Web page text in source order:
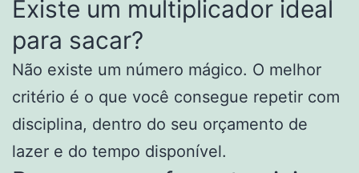
Existe um multiplicador ideal
para sacar?
Não existe um número mágico. O melhor
critério é o que você consegue repetir com
disciplina, dentro do seu orçamento de
lazer e do tempo disponível.